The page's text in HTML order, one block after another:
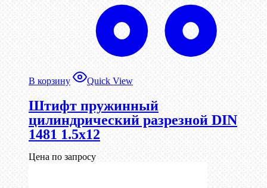
В корзину Quick View
Штифт пружинный
цилиндрический разрезной DIN
1481 1.5х12
Цена по запросу